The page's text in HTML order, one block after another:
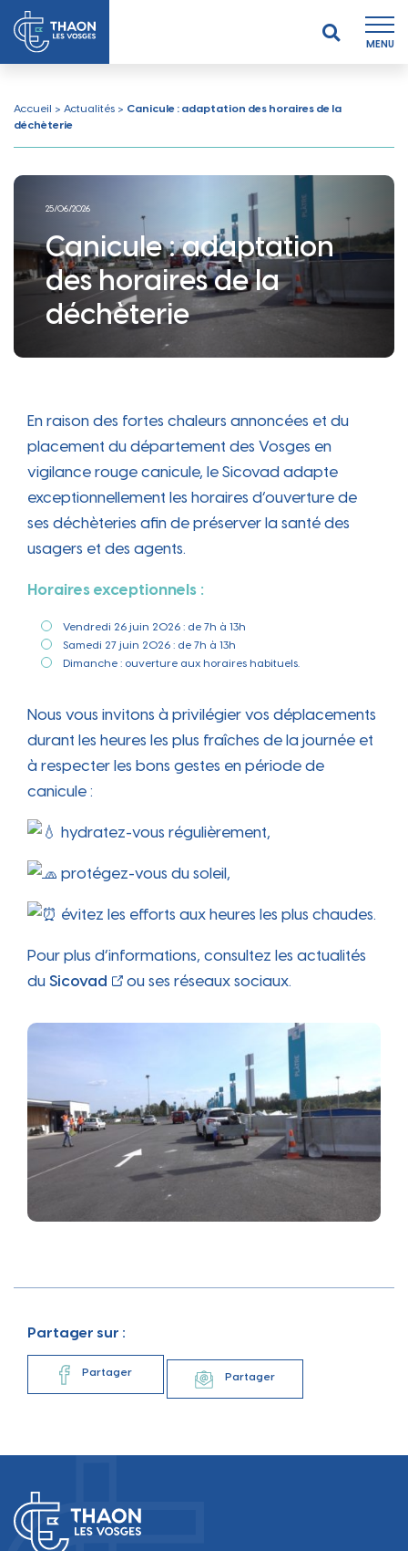
MENU
Accueil > Actualités > Canicule : adaptation des horaires de la
déchèterie
25/06/2026
Canicule : adaptation
des horaires de la
déchèterie
En raison des fortes chaleurs annoncées et du
placement du département des Vosges en
vigilance rouge canicule, le Sicovad adapte
exceptionnellement les horaires d’ouverture de
ses déchèteries afin de préserver la santé des
usagers et des agents.
Horaires exceptionnels :
Vendredi 26 juin 2026 : de 7h à 13h
Samedi 27 juin 2026 : de 7h à 13h
Dimanche : ouverture aux horaires habituels.
Nous vous invitons à privilégier vos déplacements
durant les heures les plus fraîches de la journée et
à respecter les bons gestes en période de
canicule :
hydratez-vous régulièrement,
protégez-vous du soleil,
évitez les efforts aux heures les plus chaudes.
Pour plus d’informations, consultez les actualités
du Sicovad ou ses réseaux sociaux.
Partager sur :
Partager Partager